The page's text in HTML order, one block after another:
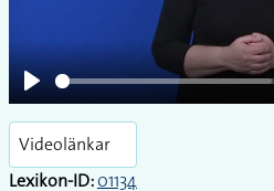
Play
Videolänkar
Lexikon-ID:01134